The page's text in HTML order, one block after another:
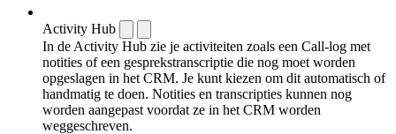
Activity Hub
In de Activity Hub zie je activiteiten zoals een Call-log met
notities of een gespreks­transcriptie die nog moet worden
opgeslagen in het CRM. Je kunt kiezen om dit automatisch of
handmatig te doen. Notities en transcripties kunnen nog
worden aangepast voordat ze in het CRM worden
weggeschreven.